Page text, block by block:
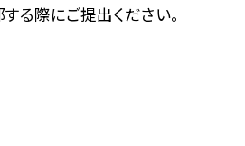
る際にご提出ください。